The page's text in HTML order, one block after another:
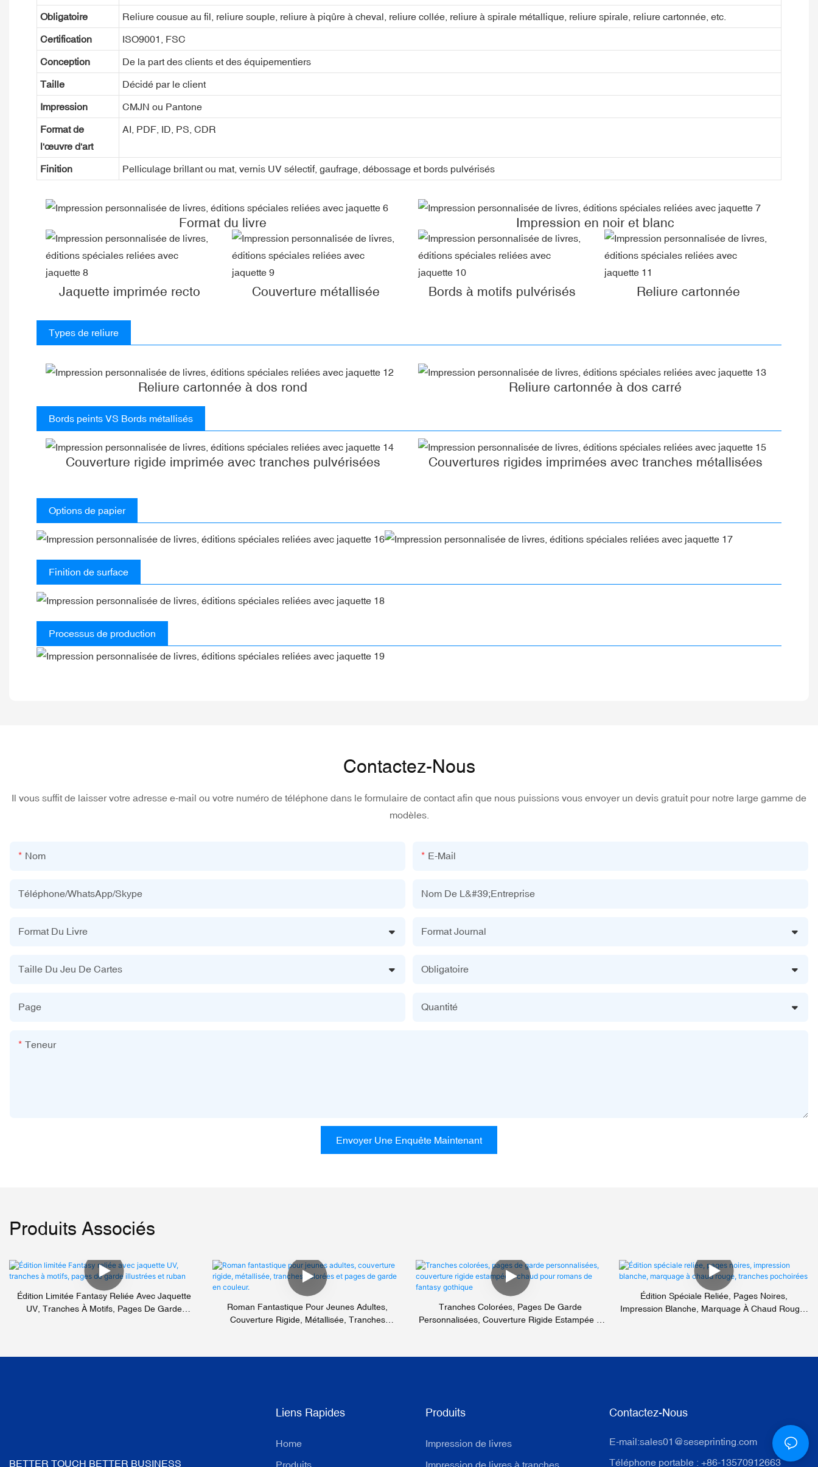
Obligatoire Reliure cousue au fil, reliure souple, reliure à piqûre à cheval, reliure collée, reliure à spirale métallique, reliure spirale, reliure cartonnée, etc.
Certification ISO9001, FSC
Conception De la part des clients et des équipementiers
Taille Décidé par le client
Impression CMJN ou Pantone
Format de
l'œuvre d'art
AI, PDF, ID, PS, CDR
Finition Pelliculage brillant ou mat, vernis UV sélectif, gaufrage, débossage et bords pulvérisés
Format du livre Impression en noir et blanc
Jaquette imprimée recto Couverture métallisée Bords à motifs pulvérisés Reliure cartonnée
Types de reliure
Reliure cartonnée à dos rond Reliure cartonnée à dos carré
Bords peints VS Bords métallisés
Couverture rigide imprimée avec tranches pulvérisées Couvertures rigides imprimées avec tranches métallisées
Options de papier
Finition de surface
Processus de production
Contactez-Nous
Il vous suffit de laisser votre adresse e-mail ou votre numéro de téléphone dans le formulaire de contact afin que nous puissions vous envoyer un devis gratuit pour notre large gamme de
modèles.
Nom E-Mail
Téléphone/WhatsApp/Skype Nom De L&#39;entreprise
Format Du Livre Format Journal
Taille Du Jeu De Cartes Obligatoire
Page Quantité
Teneur
Envoyer Une Enquête Maintenant
Produits Associés
Édition Limitée Fantasy Reliée Avec Jaquette
UV, Tranches À Motifs, Pages De Garde
Roman Fantastique Pour Jeunes Adultes,
Couverture Rigide, Métallisée, Tranches
Tranches Colorées, Pages De Garde
Personnalisées, Couverture Rigide Estampée À
Édition Spéciale Reliée, Pages Noires,
Impression Blanche, Marquage À Chaud Rouge,
BETTER TOUCH BETTER BUSINESS
Liens Rapides
Home
Produits
Produits
Impression de livres
Impression de livres à tranches
Contactez-Nous
E-mail:sales01@seseprinting.com
Téléphone portable : +86-13570912663